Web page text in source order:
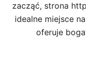
zacząć, strona
idealne miejsce
oferuje